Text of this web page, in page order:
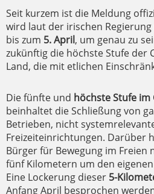
Seit kurzem ist die Meldung
wird laut der irischen
bis zum 5. April, um genau zu
zukünftig die höchste Stufe der
Land, die mit etlichen
Die fünfte und höchste Stufe im
beinhaltet die Schließung von
Betrieben, nicht
Freizeiteinrichtungen. Darüber
Bürger für Bewegung im Freien
fünf Kilometern um den
Eine Lockerung dieser 5-
Anfang April besprochen